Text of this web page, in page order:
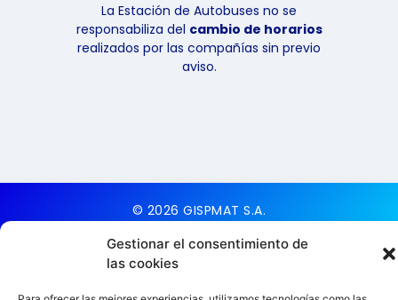
Gestionar el consentimiento de
las cookies
La Estación de Autobuses no se
responsabiliza del cambio de horarios
realizados por las compañías sin previo
aviso.
© 2026 GISPMAT S.A.
reservados